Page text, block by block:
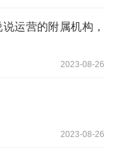
运营的附属机构，
2023-08-26
2023-08-26